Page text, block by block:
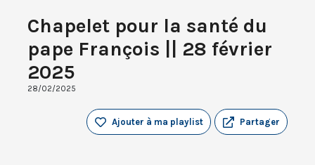
Chapelet pour la santé du
pape François || 28 février
2025
28/02/2025
Partager
Ajouter à ma playlist